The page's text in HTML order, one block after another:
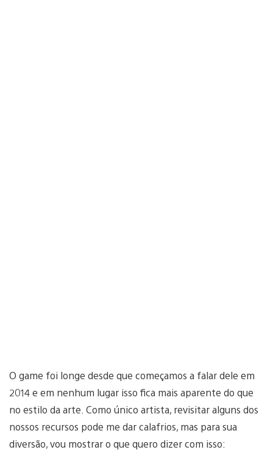
O game foi longe desde que começamos a falar dele em
2014 e em nenhum lugar isso fica mais aparente do que
no estilo da arte. Como único artista, revisitar alguns dos
nossos recursos pode me dar calafrios, mas para sua
diversão, vou mostrar o que quero dizer com isso: